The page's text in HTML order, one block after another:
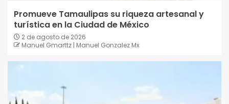
Promueve Tamaulipas su riqueza artesanal y
turística en la Ciudad de México
2 de agosto de 2026
Manuel Gmarttz | Manuel Gonzalez Mx